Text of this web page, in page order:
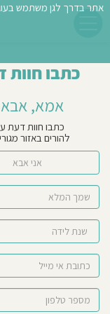
כתבו חוות
אמא, אבא
כתבו חוות דעת
להורים באזור
אני אבא
אתר בדרך לגן משתמש